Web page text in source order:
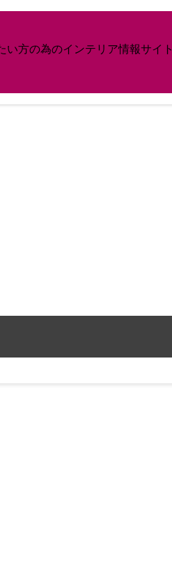
方の為のインテリア情報サイト